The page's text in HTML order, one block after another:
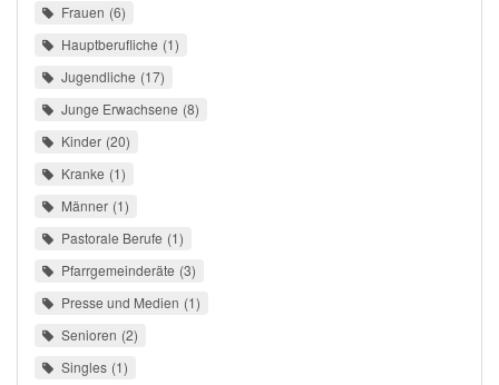
Frauen 6
Hauptberufliche 1
Jugendliche 17
Junge Erwachsene 8
Kinder 20
Kranke 1
Männer 1
Pastorale Berufe 1
Pfarrgemeinderäte 3
Presse und Medien 1
Senioren 2
Singles 1